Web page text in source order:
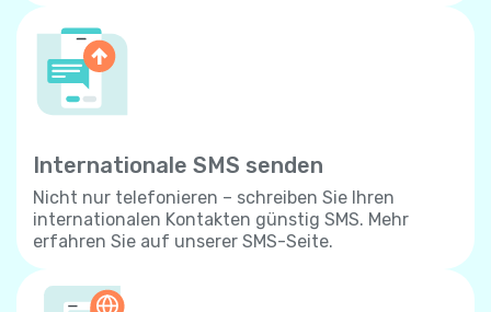
Internationale SMS senden
Nicht nur telefonieren – schreiben Sie Ihren
internationalen Kontakten günstig SMS. Mehr
erfahren Sie auf unserer SMS-Seite.